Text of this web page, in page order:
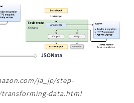
ja_jp/step-
data.html